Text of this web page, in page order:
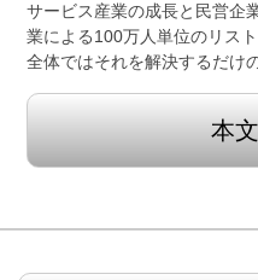
サービス産業の成長と民営企
業による100万人単位のリス
全体ではそれを解決するだけ
本